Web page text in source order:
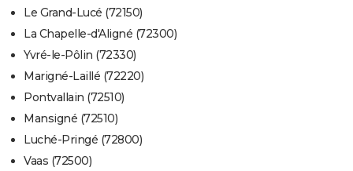
Le Grand-Lucé (72150)
La Chapelle-d'Aligné (72300)
Yvré-le-Pôlin (72330)
Marigné-Laillé (72220)
Pontvallain (72510)
Mansigné (72510)
Luché-Pringé (72800)
Vaas (72500)